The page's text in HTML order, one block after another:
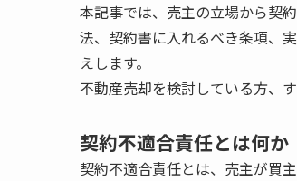
本記事では、売主の立場から契
法、契約書に入れるべき条項、
えします。
不動産売却を検討している方、
契約不適合責任とは何か
契約不適合責任とは、売主が買